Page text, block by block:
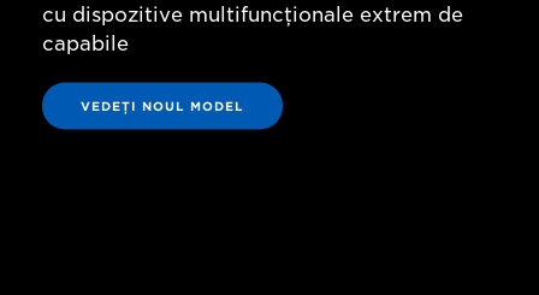
cu dispozitive multifuncţionale extrem de
capabile
VEDEŢI NOUL MODEL